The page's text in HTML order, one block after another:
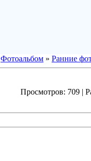
Фотоальбом » Ранние
Просмотров: 709 |